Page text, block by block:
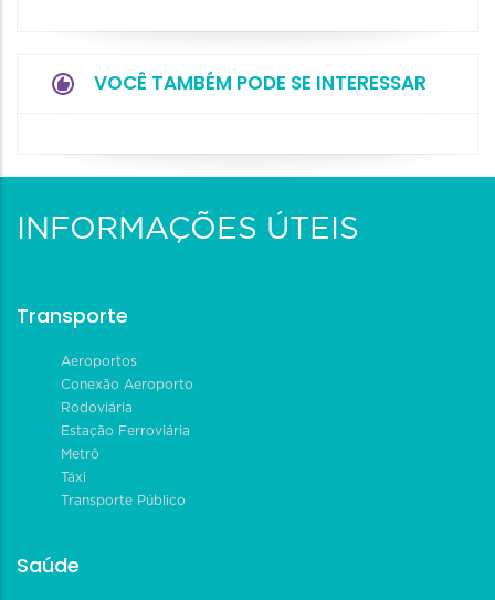
VOCÊ TAMBÉM PODE SE INTERESSAR
INFORMAÇÕES ÚTEIS
Transporte
Aeroportos
Conexão Aeroporto
Rodoviária
Estação Ferroviária
Metrô
Táxi
Transporte Público
Saúde